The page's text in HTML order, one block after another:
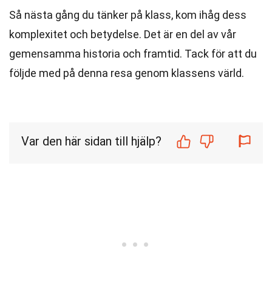
Så nästa gång du tänker på klass, kom ihåg dess
komplexitet och betydelse. Det är en del av vår
gemensamma historia och framtid. Tack för att du
följde med på denna resa genom klassens värld.
Var den här sidan till hjälp?